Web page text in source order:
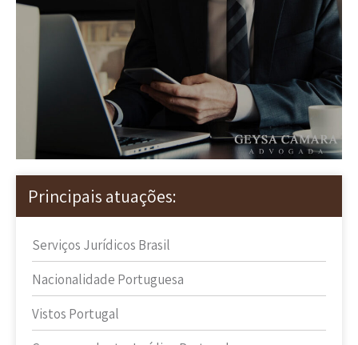
Principais atuações:
Serviços Jurídicos Brasil
Nacionalidade Portuguesa
Vistos Portugal